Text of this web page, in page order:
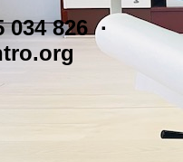
034 826 ·